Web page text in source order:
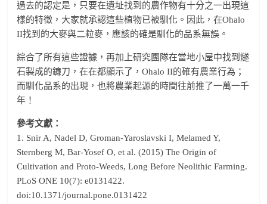
過去的認定是，只要在遺址找到的農作物有十分之一出現這
樣的特徵，大家就承認這些植物已被馴化。因此，在Ohalo
II找到的大麥與二粒麥，應該的確是馴化的品系無誤。
綜合了所有這些證據，再加上研究團隊在當地小屋中找到燧
石製成的鐮刀，在在都顯示了，Ohalo II的確有農業行為；
而馴化品系的出現，也將農業起源的時間往前推了一萬一千
年！
參考文獻：
1. Snir A, Nadel D, Groman-Yaroslavski I, Melamed Y,
Sternberg M, Bar-Yosef O, et al. (2015) The Origin of
Cultivation and Proto-Weeds, Long Before Neolithic Farming.
PLoS ONE 10(7): e0131422.
doi:10.1371/journal.pone.0131422